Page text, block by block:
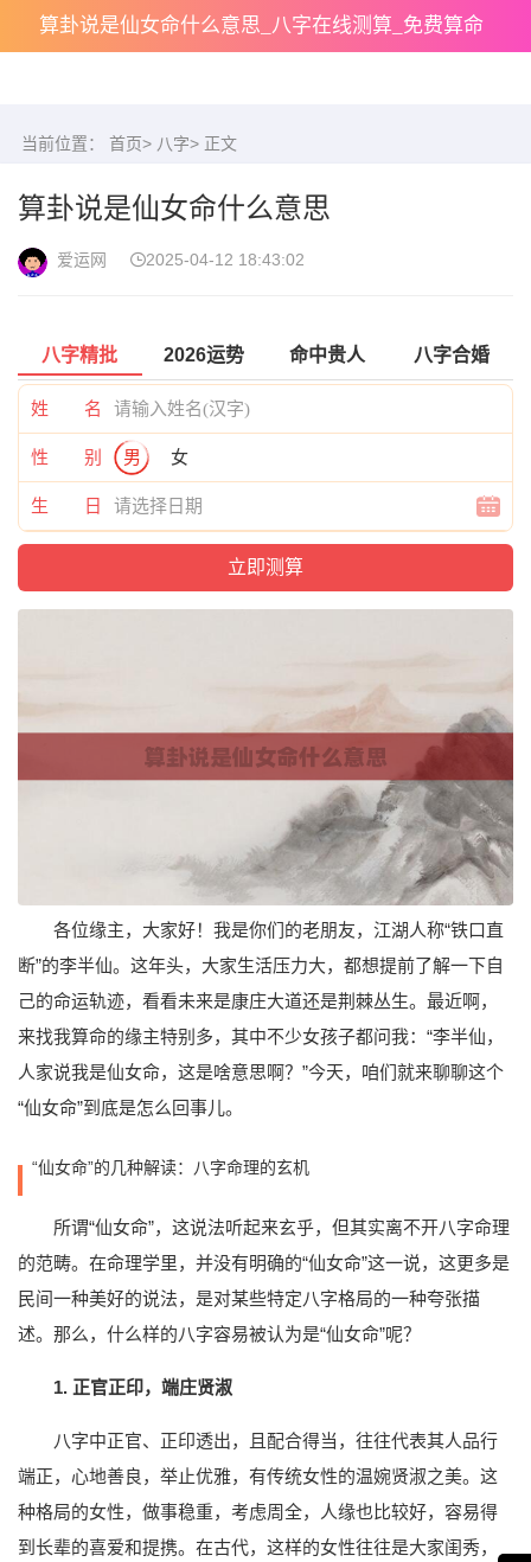
算卦说是仙女命什么意思_八字在线测算_免费算命
当前位置： 首页> 八字> 正文
算卦说是仙女命什么意思
爱运网 2025-04-12 18:43:02
八字精批 2026运势 命中贵人 八字合婚
姓 名
性 别 男 女
生 日
各位缘主，大家好！我是你们的老朋友，江湖人称“铁口直
断”的李半仙。这年头，大家生活压力大，都想提前了解一下自
己的命运轨迹，看看未来是康庄大道还是荆棘丛生。最近啊，
来找我算命的缘主特别多，其中不少女孩子都问我：“李半仙，
人家说我是仙女命，这是啥意思啊？”今天，咱们就来聊聊这个
“仙女命”到底是怎么回事儿。
“仙女命”的几种解读：八字命理的玄机
所谓“仙女命”，这说法听起来玄乎，但其实离不开八字命理
的范畴。在命理学里，并没有明确的“仙女命”这一说，这更多是
民间一种美好的说法，是对某些特定八字格局的一种夸张描
述。那么，什么样的八字容易被认为是“仙女命”呢？
1. 正官正印，端庄贤淑
八字中正官、正印透出，且配合得当，往往代表其人品行
端正，心地善良，举止优雅，有传统女性的温婉贤淑之美。这
种格局的女性，做事稳重，考虑周全，人缘也比较好，容易得
到长辈的喜爱和提携。在古代，这样的女性往往是大家闺秀，